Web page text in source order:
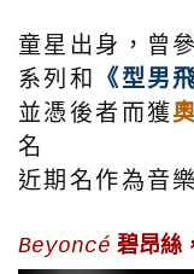
童星出身，曾
系列和 《型男
並憑後者而獲
名
近期名作為音
Beyoncé 碧昂絲